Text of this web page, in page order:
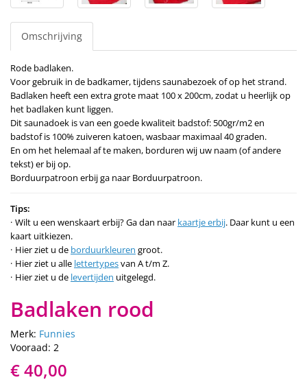
Omschrijving
Rode badlaken.
Voor gebruik in de badkamer, tijdens saunabezoek of op het strand.
Badlaken heeft een extra grote maat 100 x 200cm, zodat u heerlijk op
het badlaken kunt liggen.
Dit saunadoek is van een goede kwaliteit badstof: 500gr/m2 en
badstof is 100% zuiveren katoen, wasbaar maximaal 40 graden.
En om het helemaal af te maken, borduren wij uw naam (of andere
tekst) er bij op.
Borduurpatroon erbij ga naar Borduurpatroon.
Tips:
Wilt u een wenskaart erbij? Ga dan naar kaartje erbij. Daar kunt u een
kaart uitkiezen.
Hier ziet u de borduurkleuren groot.
Hier ziet u alle lettertypesvan A t/m Z.
Hier ziet u de levertijden uitgelegd.
Badlaken rood
Merk: Funnies
Vooraad: 2
€ 40,00